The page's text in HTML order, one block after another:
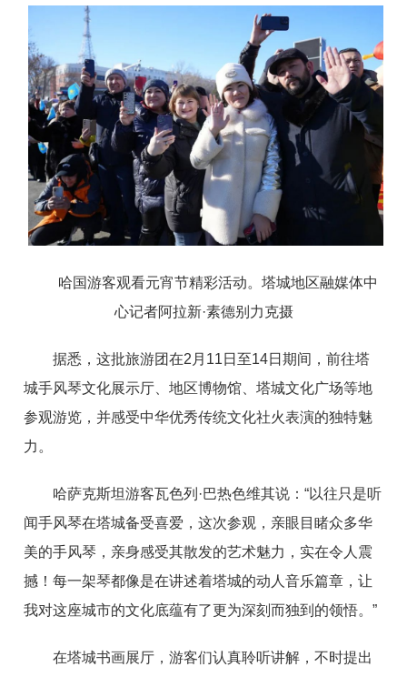
哈国游客观看元宵节精彩活动。塔城地区融媒体中
心记者阿拉新·素德别力克摄
据悉，这批旅游团在2 月 11 日至14日期间，前往塔
城手风琴文化展示厅、地区博物馆、塔城文化广场等地
参观游览，并感受中华优秀传统文化社火表演的独特魅
力。
哈萨克斯坦游客瓦色列 ·巴热色维其说 ：“以往只是听
闻手风琴在塔城备受喜爱，这次参观，亲眼目睹众多华
美的手风琴，亲身感受其散发的艺术魅力，实在令人震
撼！每一架琴都像是在讲述着塔城的动人音乐篇章，让
我对这座城市的文化底蕴有了更为深刻而独到的领悟。”
在塔城书画展厅，游客们认真聆听讲解，不时提出